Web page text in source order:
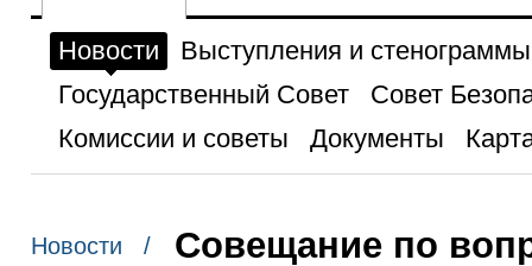
Новости
Выступления и стенограммы
Государственный Совет
Совет
Комиссии и советы
Документы
Новости /
Совещание по